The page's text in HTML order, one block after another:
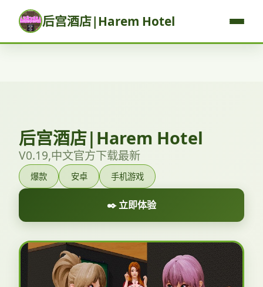
后宫酒店|Harem Hotel
后宫酒店|Harem Hotel
V0.19,中文官方下载最新
爆款 安卓 手机游戏
✒️ 立即体验